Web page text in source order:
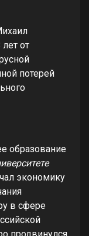
от
потерей
образование
экономику
в сфере